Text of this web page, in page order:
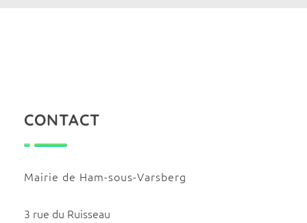
CONTACT
Mairie de Ham-sous-Varsberg
3 rue du Ruisseau